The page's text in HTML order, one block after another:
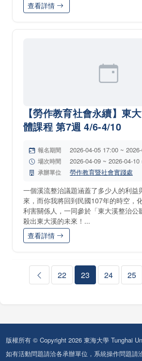
查看詳情
【勞作教育社會永續】東
體課程 第7週 4/6-4/10
報名期間 2026-04-05 17:00 ~
場次時間 2026-04-09 ~ 2026-04-10
承辦單位 勞作教育暨社會實踐處
一個溪流整治議題涵蓋了多少人的利益
來，而你我將回到民國107年的時空，
利害關係人，一同參於「東大溪整治公
殺出東大溪的未來！...
查看詳情
22 23 24 25
版權所有 © Copyright 2026 東海大學 Tunghai
如有活動問題請洽各承辦單位，系統操作問題請